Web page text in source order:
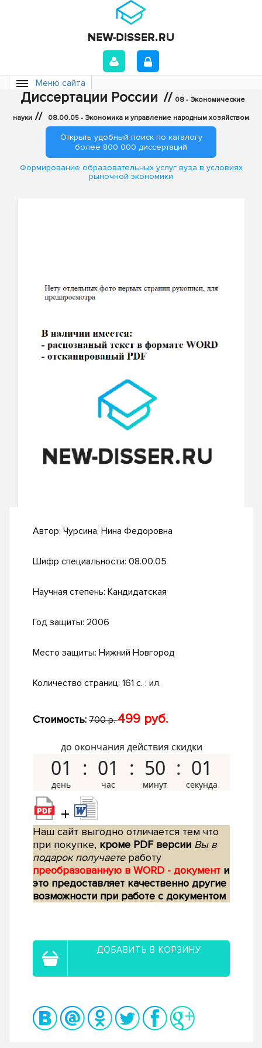
Меню сайта
Диссертации России // 08 - Экономические
науки // 08.00.05 - Экономика и управление народным хозяйством
Открыть удобный поиск по каталогу
более 800 000 диссертаций
Формирование образовательных услуг вуза в условиях
рыночной экономики
Автор: Чурсина, Нина Федоровна
Шифр специальности: 08.00.05
Научная степень: Кандидатская
Год защиты: 2006
Место защиты: Нижний Новгород
Количество страниц: 161 с. : ил.
Стоимость: 700 р.499 руб.
до окончания действия скидки
01 01 50 00
+
Наш сайт выгодно отличается тем что
при покупке, кроме PDF версии Вы в
подарок получаетеработу
преобразованную в WORD - документ и
это предоставляет качественно другие
возможности при работе с документом
ДОБАВИТЬ В КОРЗИНУ